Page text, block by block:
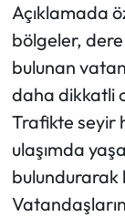
Açıklamada
bölgeler,
bulunan
daha dikkatli
Trafikte seyir
ulaşımda
bulundurarak
Yayla
Yemek
Yerel